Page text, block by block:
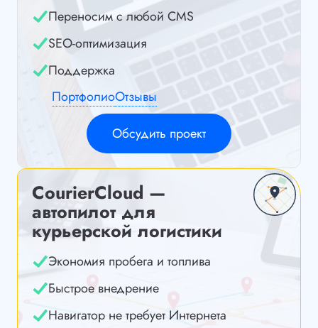
Переносим с любой CMS
SEO-оптимизация
Поддержка
ПортфолиоОтзывы
Обсудить проект
CourierCloud —
автопилот для
курьерской логистики
Экономия пробега и топлива
Быстрое внедрение
Навигатор не требует Интернета